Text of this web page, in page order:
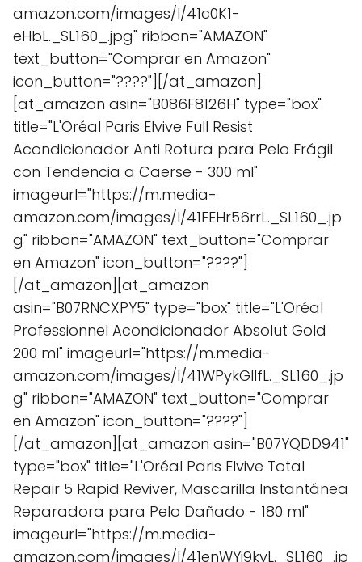
amazon.com/images/I/41c0K1-
eHbL._SL160_.jpg" ribbon="AMAZON"
text_button="Comprar en Amazon"
icon_button="????"][/at_amazon]
[at_amazon asin="B086F8126H" type="box"
title="L'Oréal Paris Elvive Full Resist
Acondicionador Anti Rotura para Pelo Frágil
con Tendencia a Caerse - 300 ml"
imageurl="https://m.media-
amazon.com/images/I/41FEHr56rrL._SL160_.jp
g" ribbon="AMAZON" text_button="Comprar
en Amazon" icon_button="????"]
[/at_amazon][at_amazon
asin="B07RNCXPY5" type="box" title="L'Oréal
Professionnel Acondicionador Absolut Gold
200 ml" imageurl="https://m.media-
amazon.com/images/I/41WPykGIlfL._SL160_.jp
g" ribbon="AMAZON" text_button="Comprar
en Amazon" icon_button="????"]
[/at_amazon][at_amazon asin="B07YQDD941"
type="box" title="L'Oréal Paris Elvive Total
Repair 5 Rapid Reviver, Mascarilla Instantánea
Reparadora para Pelo Dañado - 180 ml"
imageurl="https://m.media-
amazon.com/images/I/41enWYi9kyL._SL160_.jp